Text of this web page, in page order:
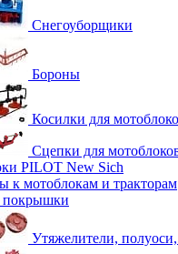
Снегоуборщики
Бороны
Косилки для
Сцепки для
PILOT New Sich
к мотоблокам и тракторам
покрышки
Утяжелители,